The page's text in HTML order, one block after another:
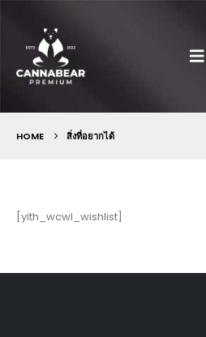
HOME สิ่งที่อยากได้
[yith_wcwl_wishlist]